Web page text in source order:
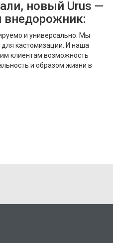
новый Urus —
внедорожник:
и универсально. Мы
кастомизации. И наша
клиентам возможность
и образом жизни в